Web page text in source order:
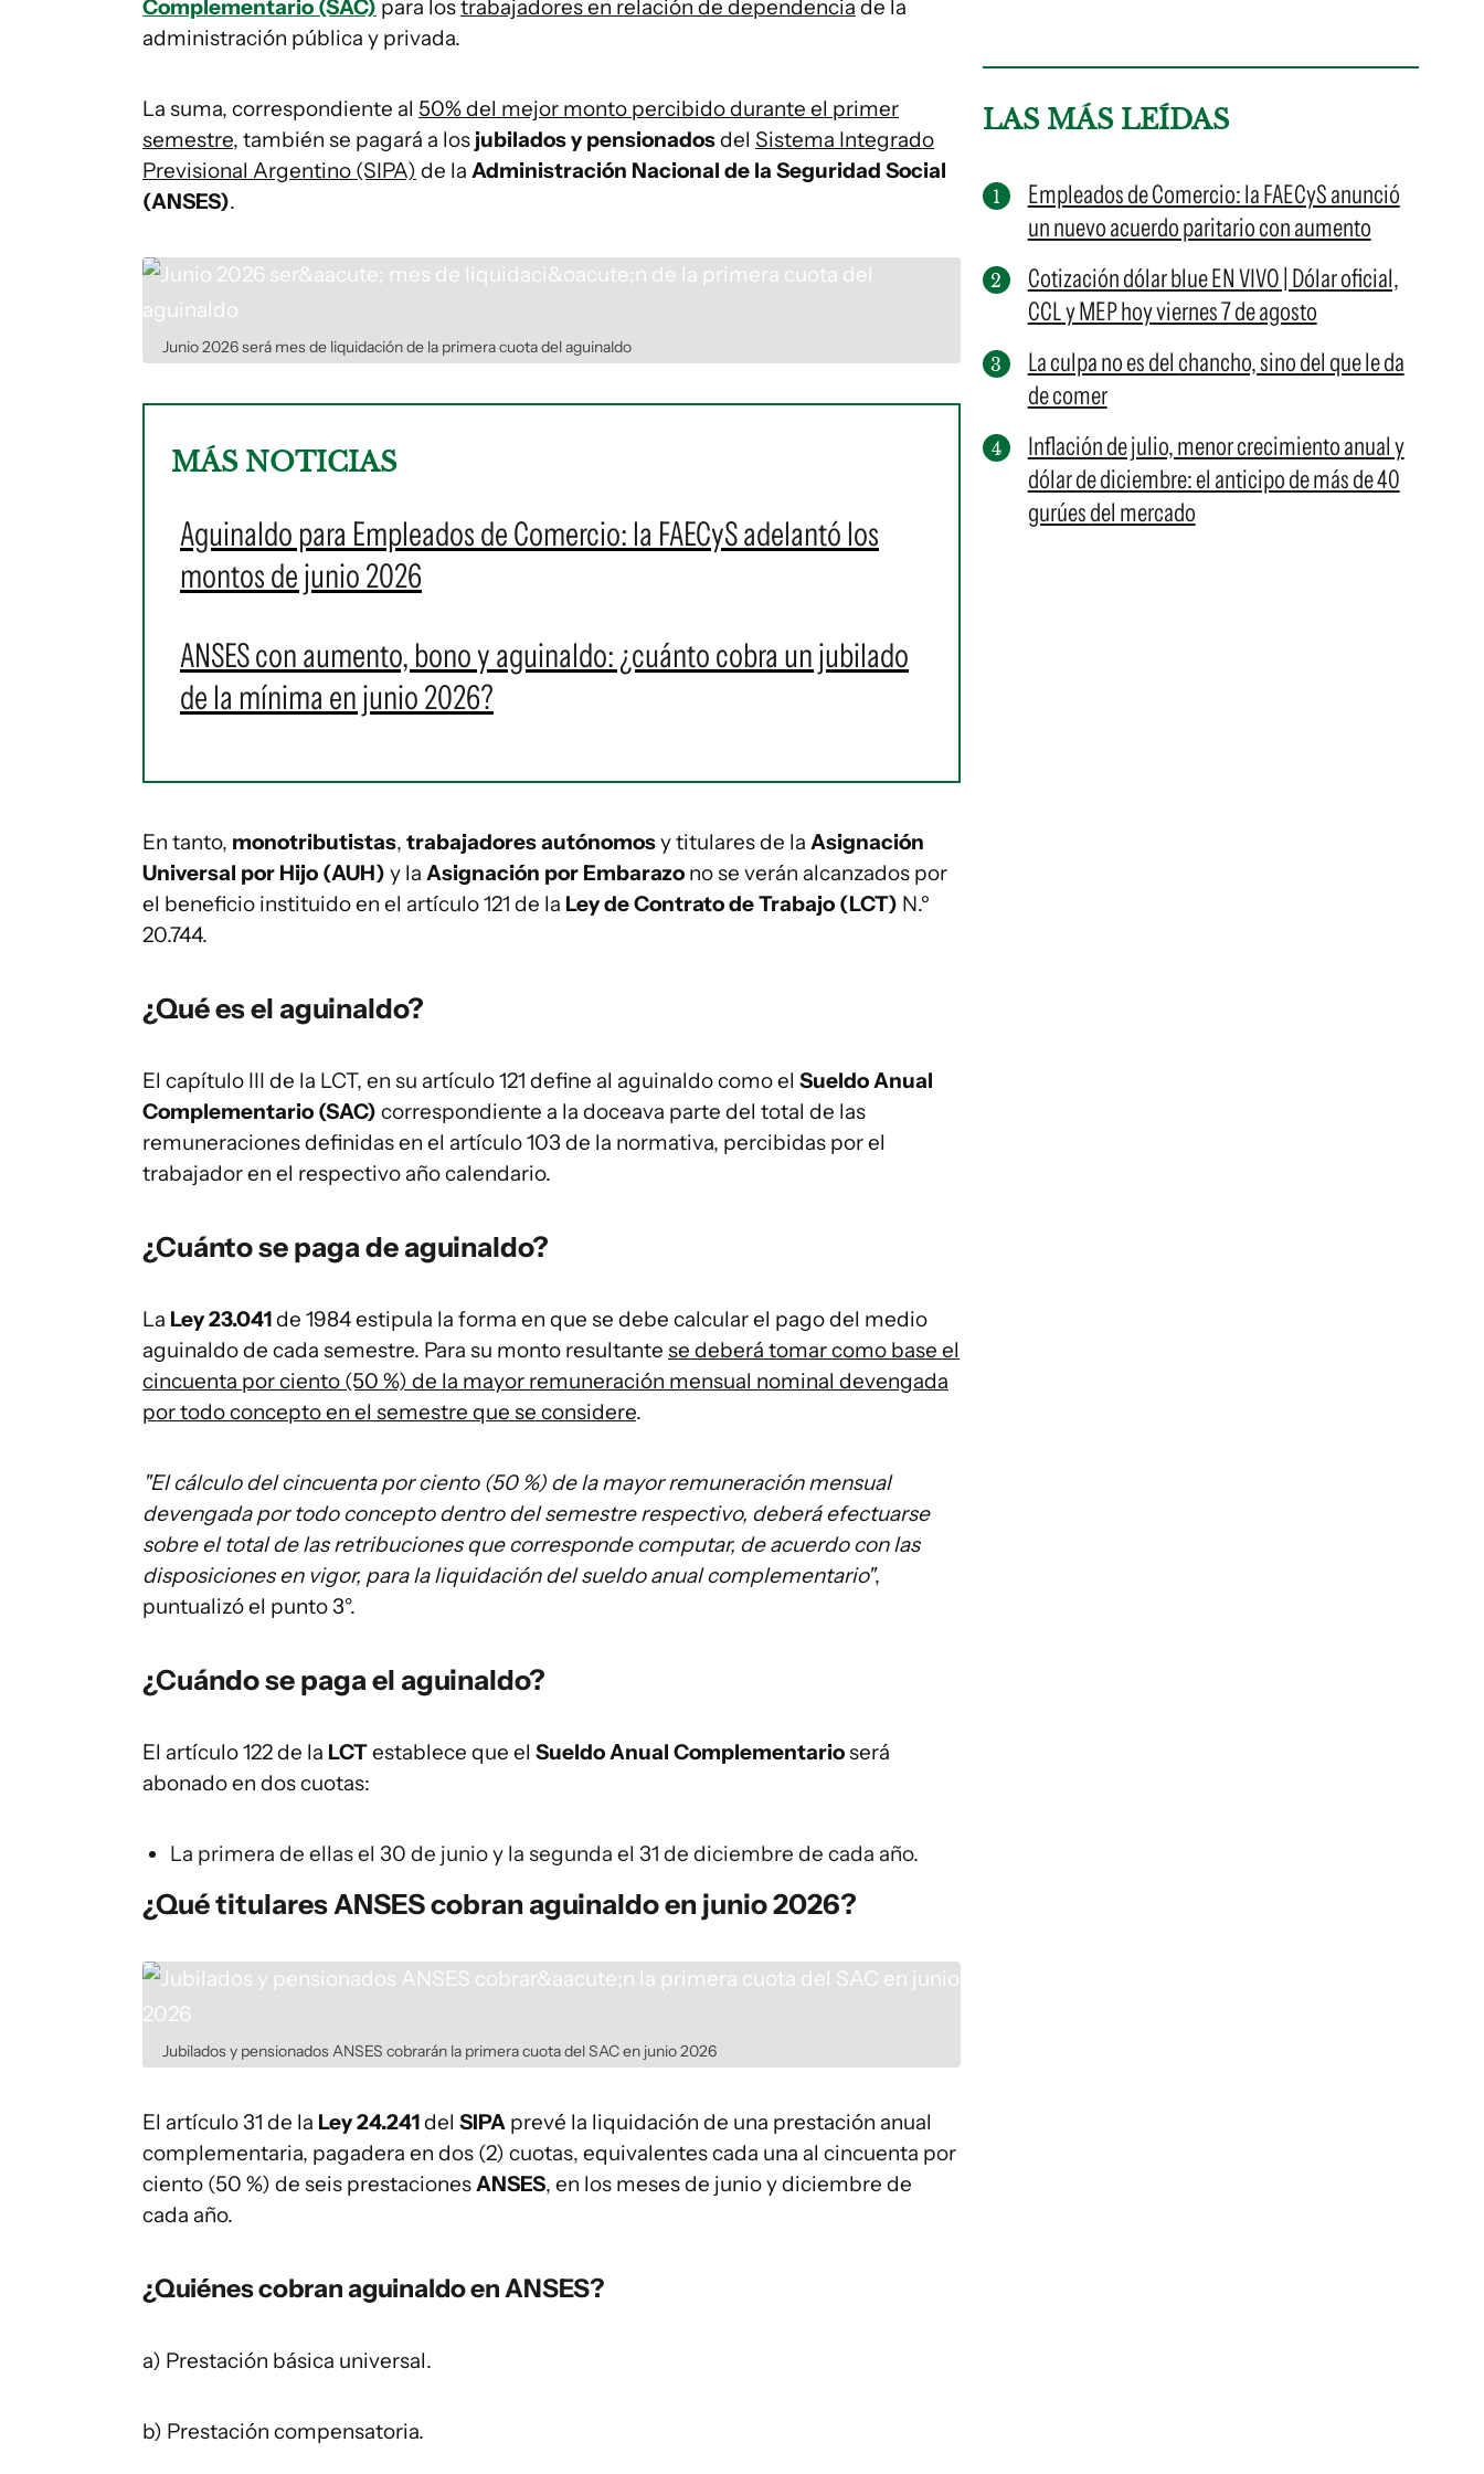
Complementario (SAC) para lostrabajadores en relación de dependencia de la
administración pública y privada.
La suma, correspondiente al 50% del mejor monto percibido durante el primer
semestre, también se pagará a los jubilados y pensionadosdel Sistema Integrado
Previsional Argentino (SIPA) de la Administración Nacional de la Seguridad Social
(ANSES).
Junio 2026 será mes de liquidación de la primera cuota del aguinaldo
MÁS NOTICIAS
Aguinaldo para Empleados de Comercio: la FAECyS adelantó los
montos de junio 2026
ANSES con aumento, bono y aguinaldo: ¿cuánto cobra un jubilado
de la mínima en junio 2026?
En tanto, monotributistas, trabajadores autónomosy titulares de la Asignación
Universal por Hijo (AUH) y la Asignación por Embarazo no se verán alcanzados por
el beneficio instituido en el artículo 121 de la Ley de Contrato de Trabajo (LCT) N.º
20.744.
¿Qué es el aguinaldo?
El capítulo III de la LCT, en su artículo 121 define al aguinaldo como el Sueldo Anual
Complementario (SAC) correspondiente a la doceava parte del total de las
remuneraciones definidas en el artículo 103 de la normativa, percibidas por el
trabajador en el respectivo año calendario.
¿Cuánto se paga de aguinaldo?
La Ley 23.041de 1984 estipula la forma en que se debe calcular el pago del medio
aguinaldo de cada semestre. Para su monto resultante se deberá tomar como base el
cincuenta por ciento (50 %) de la mayor remuneración mensual nominal devengada
por todo concepto en el semestre que se considere.
"El cálculo del cincuenta por ciento (50 %) de la mayor remuneración mensual
devengada por todo concepto dentro del semestre respectivo, deberá efectuarse
sobre el total de las retribuciones que corresponde computar, de acuerdo con las
disposiciones en vigor, para la liquidación del sueldo anual complementario",
puntualizó el punto 3°.
¿Cuándo se paga el aguinaldo?
El artículo 122 de la LCTestablece que el Sueldo Anual Complementarioserá
abonado en dos cuotas:
La primera de ellas el 30 de junio y la segunda el 31 de diciembre de cada año.
¿Qué titulares ANSES cobran aguinaldo en junio 2026?
Jubilados y pensionados ANSES cobrarán la primera cuota del SAC en junio 2026
El artículo 31 de la Ley 24.241del SIPA prevé la liquidación de una prestación anual
complementaria, pagadera en dos (2) cuotas, equivalentes cada una al cincuenta por
ciento (50 %) de seis prestacionesANSES, en los meses de junio y diciembre de
cada año.
¿Quiénes cobran aguinaldo en ANSES?
a) Prestación básica universal.
b) Prestación compensatoria.
LAS MÁS LEÍDAS
Empleados de Comercio: la FAECyS anunció
un nuevo acuerdo paritario con aumento
Cotización dólar blue EN VIVO | Dólar oficial,
CCL y MEP hoy viernes 7 de agosto
La culpa no es del chancho, sino del que le da
de comer
Inflación de julio, menor crecimiento anual y
dólar de diciembre: el anticipo de más de 40
gurúes del mercado